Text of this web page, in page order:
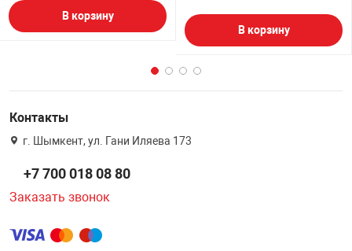
В корзину
В корзину
Контакты
г. Шымкент, ул. Гани Иляева 173
+7 700 018 08 80
Заказать звонок